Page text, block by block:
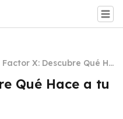
Factor X: Descubre Qué H
a tu Oferta Irresistible
Qué Hace a tu